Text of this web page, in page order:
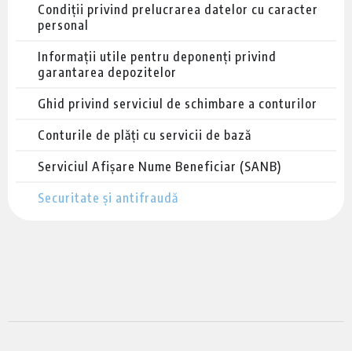
Condiții privind prelucrarea datelor cu caracter
personal
Informații utile pentru deponenți privind
garantarea depozitelor
Ghid privind serviciul de schimbare a conturilor
Conturile de plăți cu servicii de bază
Serviciul Afișare Nume Beneficiar (SANB)
Securitate și antifraudă